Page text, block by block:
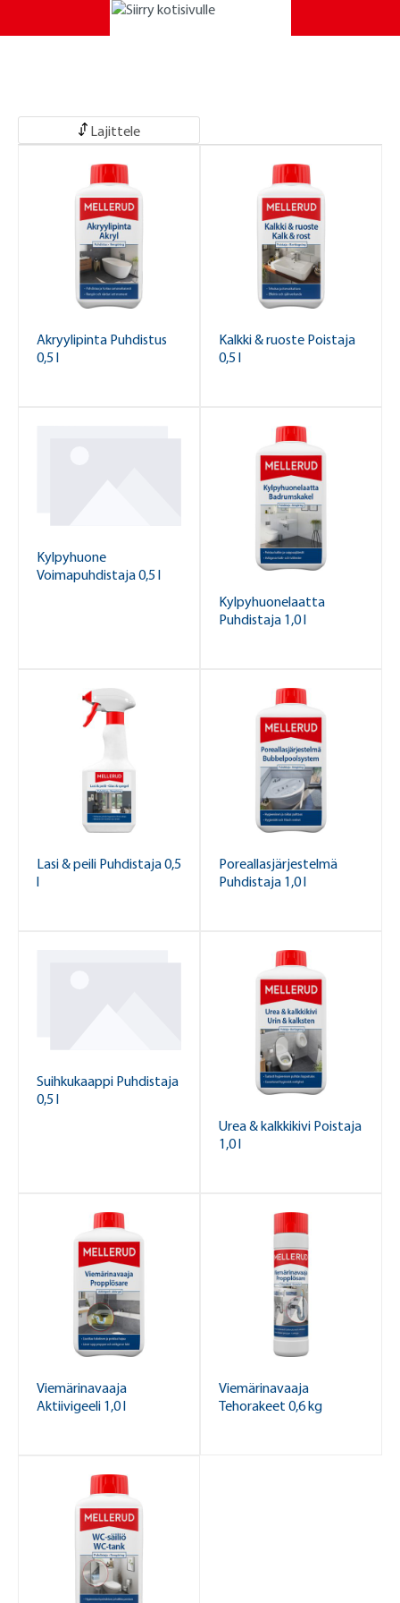
Lajittele
Akryylipinta Puhdistus
0,5 l
Kalkki & ruoste Poistaja
0,5 l
Kylpyhuone
Voimapuhdistaja 0,5 l
Kylpyhuonelaatta
Puhdistaja 1,0 l
Lasi & peili Puhdistaja 0,5
l
Poreallasjärjestelmä
Puhdistaja 1,0 l
Suihkukaappi Puhdistaja
0,5 l
Urea & kalkkikivi Poistaja
1,0 l
Viemärinavaaja
Aktiivigeeli 1,0 l
Viemärinavaaja
Tehorakeet 0,6 kg